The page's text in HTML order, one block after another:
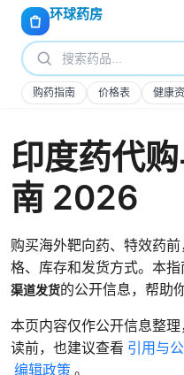
环球药房
购药指南 价格表 健康
印度药代
南 2026
购买海外靶向药、特效药
格、库存和发货方式。本指
渠道发货的公开信息，帮助
本页内容仅作公开信息整
读前，也建议查看 引用与
编辑政策 。